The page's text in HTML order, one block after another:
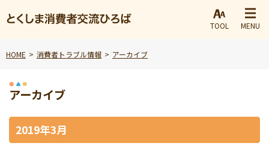
TOOL MENU
HOME 消費者トラブル情報 アーカイブ
アーカイブ
2019年3月